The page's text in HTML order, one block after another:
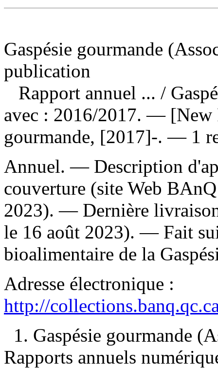
Gaspésie gourmande
publication
Rapport annuel ... /
avec : 2016/2017. — [New
gourmande, [2017]-. — 1
Annuel. — Description
couverture (site Web
2023). — Dernière
le 16 août 2023). — Fait
bioalimentaire de la
Adresse électronique :
http://
1. Gaspésie gourmande
Rapports annuels